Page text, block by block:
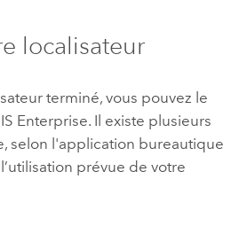
localisateur
terminé, vous pouvez le
Enterprise. Il existe plusieurs
selon l'application bureautique
prévue de votre